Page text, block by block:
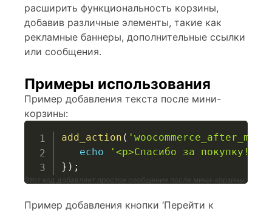
расширить функциональность корзины,
добавив различные элементы, такие как
рекламные баннеры, дополнительные ссылки
или сообщения.
Примеры использования
Пример добавления текста после мини-
корзины:
add_action (
echo
'<p>Спасибо за покупку!
} ) ;
Этот код добавляет простое сообщение после мини-корзины.
Пример добавления кнопки ‘Перейти к